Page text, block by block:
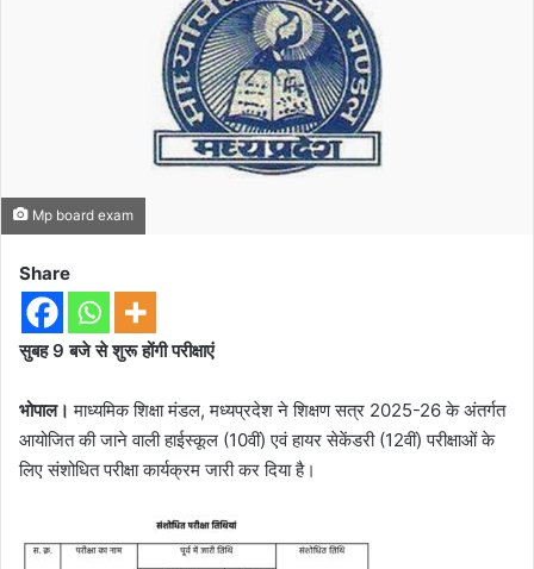
Mp board exam
Share
सुबह 9 बजे से शुरू होंगी परीक्षाएं
भोपाल। माध्यमिक शिक्षा मंडल, मध्यप्रदेश ने शिक्षण सत्र 2025-26 के अंतर्गत
आयोजित की जाने वाली हाईस्कूल (10वीं) एवं हायर सेकेंडरी (12वीं) परीक्षाओं के
लिए संशोधित परीक्षा कार्यक्रम जारी कर दिया है।